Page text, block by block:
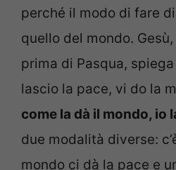
perché il modo di fare
quello del mondo.
prima di Pasqua,
lascio la pace, vi do la
come la dà il mondo, io
due modalità diverse:
mondo ci dà la pace e